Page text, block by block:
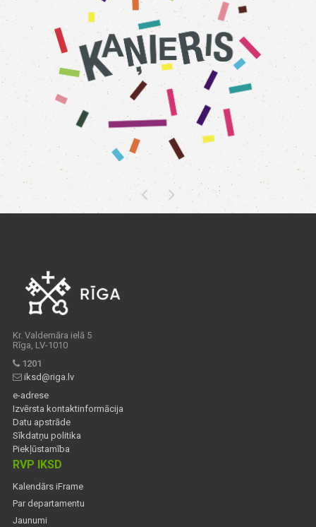
Kr. Valdemāra ielā 5
Rīga, LV-1010
1201
iksd@riga.lv
e-adrese
Izvērsta kontaktinformācija
Datu apstrāde
Sīkdatņu politika
Piekļūstamība
RVP IKSD
Kalendārs iFrame
Par departamentu
Jaunumi